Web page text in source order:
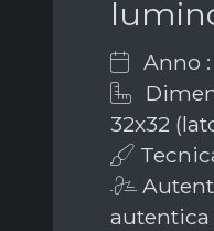
Anno :
32x32
autentica